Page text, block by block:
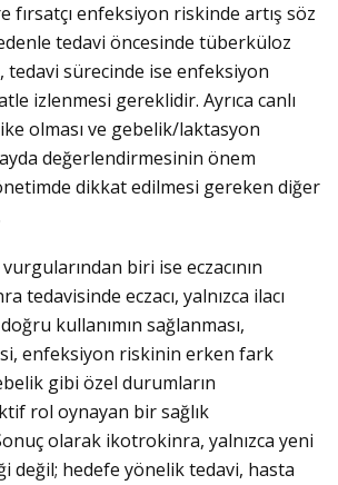
fırsatçı enfeksiyon riskinde artış söz
tedavi öncesinde tüberküloz
tedavi sürecinde ise enfeksiyon
izlenmesi gereklidir. Ayrıca canlı
olması ve gebelik/laktasyon
değerlendirmesinin önem
dikkat edilmesi gereken diğer
biri ise eczacının
tedavisinde eczacı, yalnızca ilacı
kullanımın sağlanması,
enfeksiyon riskinin erken fark
gibi özel durumların
rol oynayan bir sağlık
olarak ikotrokinra, yalnızca yeni
değil; hedefe yönelik tedavi, hasta